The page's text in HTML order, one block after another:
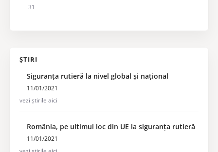
31
ȘTIRI
Siguranța rutieră la nivel global și național
11/01/2021
vezi știrile aici
România, pe ultimul loc din UE la siguranța rutieră
11/01/2021